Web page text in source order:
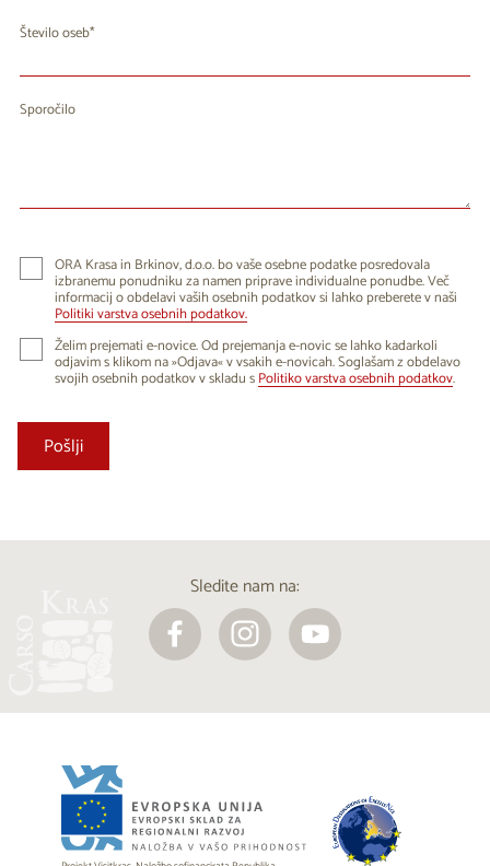
Število oseb
Sporočilo
ORA Krasa in Brkinov, d.o.o. bo vaše osebne podatke posredovala
izbranemu ponudniku za namen priprave individualne ponudbe. Več
informacij o obdelavi vaših osebnih podatkov si lahko preberete v naši
Politiki varstva osebnih podatkov.
Želim prejemati e-novice. Od prejemanja e-novic se lahko kadarkoli
odjavim s klikom na »Odjava« v vsakih e-novicah. Soglašam z obdelavo
svojih osebnih podatkov v skladu sPolitiko varstva osebnih podatkov.
Sledite nam na: